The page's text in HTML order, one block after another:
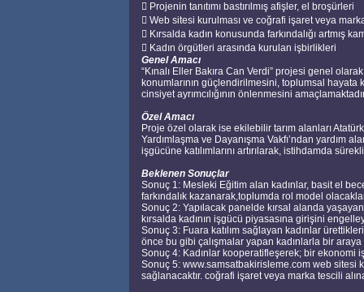
 Projenin tanıtımı bastırılmış afişler, el broşürleri
 Web sitesi kurulması ve coğrafi işaret veya
 Kırsalda kadın konusunda farkındalığı artmış
 Kadın örgütleri arasında kurulan işbirlikleri
Genel Amacı
“Kınalı Eller Bakıra Can Verdi” projesi genel
konumlarının güçlendirilmesini, toplumsal hayata
cinsiyet ayrımcılığının önlenmesini
Özel Amacı
Proje özel olarak ise ekilebilir tarım alanları
Yardımlaşma ve Dayanışma Vakfı’ndan yardım
işgücüne katılımlarını artırılarak, istihdamda
Beklenen Sonuçlar
Sonuç 1: Mesleki Eğitim alan kadınlar, basit el
farkındalık kazanarak,toplumda rol model
Sonuç 2: Yapılacak panelde kırsal alanda
kırsalda kadının işgücü piyasasına girişini
Sonuç 3: Fuara katılım sağlayan kadınlar
önce bu gibi çalışmalar yapan kadınlarla bir
Sonuç 4: Kadınlar kooperatifleşerek; bir
Sonuç 5: www.samsatbakirisleme.com web sitesi
sağlanacaktır. coğrafi işaret veya marka tescili